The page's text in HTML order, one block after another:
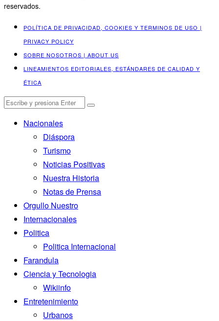
reservados.
POLÍTICA DE PRIVACIDAD, COOKIES Y TERMINOS DE USO |
PRIVACY POLICY
SOBRE NOSOTROS | ABOUT US
LINEAMIENTOS EDITORIALES, ESTÁNDARES DE CALIDAD Y
ÉTICA
Nacionales
Diáspora
Turismo
Noticias Positivas
Nuestra Historia
Notas de Prensa
Orgullo Nuestro
Internacionales
Politica
Politica Internacional
Farandula
Ciencia y Tecnologia
Wikiinfo
Entretenimiento
Urbanos